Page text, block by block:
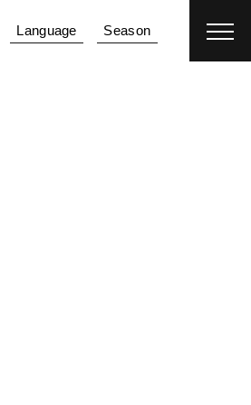
Language Season
客房预订 机加酒